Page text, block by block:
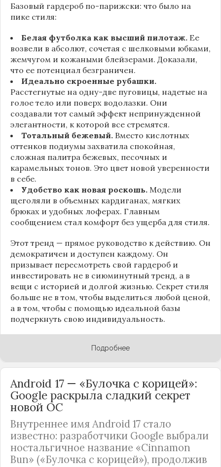
Базовый гардероб по-парижски: что было на
пике стиля:
Белая футболка как высший пилотаж. Ее
возвели в абсолют, сочетая с шелковыми юбками,
жемчугом и кожаными блейзерами. Доказали,
что ее потенциал безграничен.
Идеально скроенные рубашки.
Расстегнутые на одну-две пуговицы, надетые на
голое тело или поверх водолазки. Они
создавали тот самый эффект непринужденной
элегантности, к которой все стремятся.
Тотальный бежевый. Вместо кислотных
оттенков подиумы захватила спокойная,
сложная палитра бежевых, песочных и
карамельных тонов. Это цвет новой уверенности
в себе.
Удобство как новая роскошь. Модели
щеголяли в объемных кардиганах, мягких
брюках и удобных лоферах. Главным
сообщением стал комфорт без ущерба для стиля.
Этот тренд — прямое руководство к действию. Он
демократичен и доступен каждому. Он
призывает пересмотреть свой гардероб и
инвестировать не в сиюминутный тренд, а в
вещи с историей и долгой жизнью. Секрет стиля
больше не в том, чтобы выделиться любой ценой,
а в том, чтобы с помощью идеальной базы
подчеркнуть свою индивидуальность.
Подробнее
Android 17 — «Булочка с корицей»:
Google раскрыла сладкий секрет
новой ОС
Внутреннее имя Android 17 стало
известно: разработчики Google выбрали
ностальгичное название «Cinnamon
Bun» («Булочка с корицей»), продолжив